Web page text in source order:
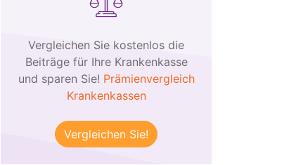
Vergleichen Sie kostenlos die
Beiträge für Ihre Krankenkasse
und sparen Sie! Prämienvergleich
Krankenkassen
Vergleichen Sie!